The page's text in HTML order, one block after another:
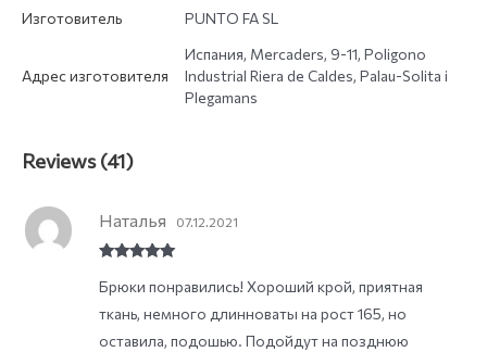
Изготовитель
PUNTO FA SL
Адрес изготовителя
Испания, Mercaders, 9-11, Poligono
Industrial Riera de Caldes, Palau-Solita i
Plegamans
Reviews (41)
of 5
Наталья 07.12.2021
Брюки понравились! Хороший крой, приятная
ткань, немного длинноваты на рост 165, но
оставила, подошью. Подойдут на позднюю